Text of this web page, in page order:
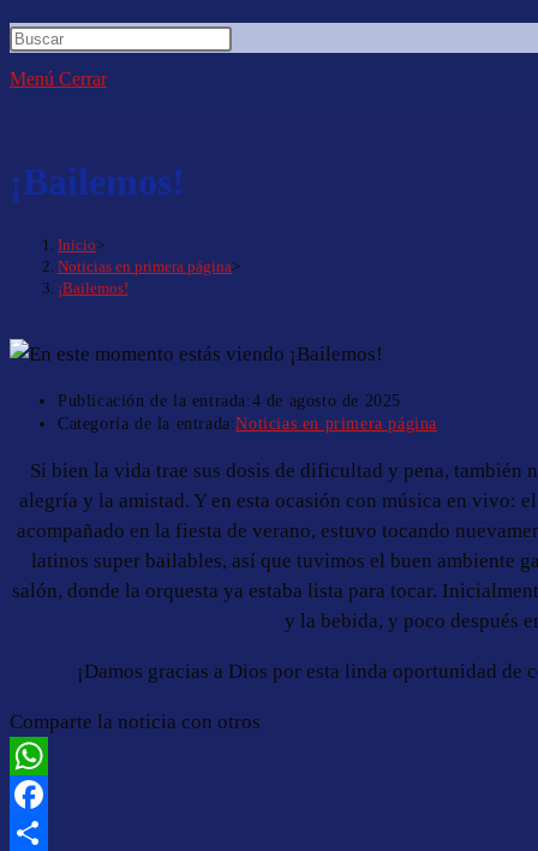
Menú Cerrar
¡Bailemos!
Inicio>
Noticias en primera página>
¡Bailemos!
Publicación de la entrada:4 de agosto de 2025
Categoría de la entrada:Noticias en primera página
Si bien la vida trae sus dosis de dificultad y pena,
alegría y la amistad. Y en esta ocasión con música en vivo:
acompañado en la fiesta de verano, estuvo tocando
latinos super bailables, así que tuvimos el buen ambiente
salón, donde la orquesta ya estaba lista para tocar.
y la bebida, y poco después
¡Damos gracias a Dios por esta linda oportunidad
Comparte la noticia con otros
WhatsApp
Facebook